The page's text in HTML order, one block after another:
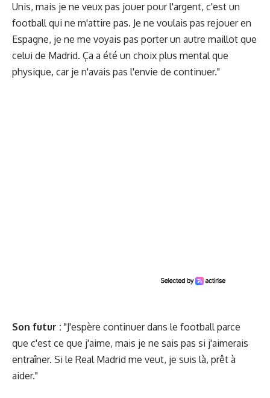
Unis, mais je ne veux pas jouer pour l'argent, c'est un
football qui ne m'attire pas. Je ne voulais pas rejouer en
Espagne, je ne me voyais pas porter un autre maillot que
celui de Madrid. Ça a été un choix plus mental que
physique, car je n'avais pas l'envie de continuer."
Son futur : "J'espère continuer dans le football parce
que c'est ce que j'aime, mais je ne sais pas si j'aimerais
entraîner. Si le Real Madrid me veut, je suis là, prêt à
aider."